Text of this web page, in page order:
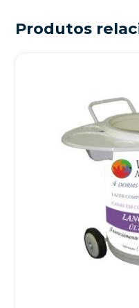
Produtos